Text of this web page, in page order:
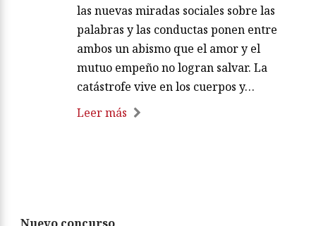
las nuevas miradas sociales sobre las
palabras y las conductas ponen entre
ambos un abismo que el amor y el
mutuo empeño no logran salvar. La
catástrofe vive en los cuerpos y…
Leer más